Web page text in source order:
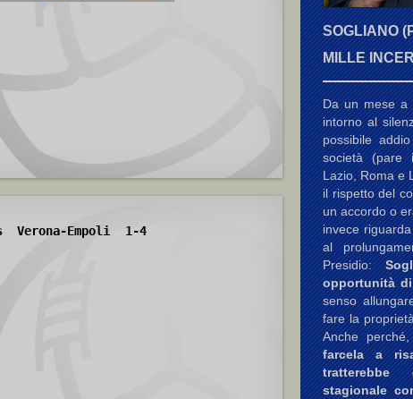
Verona-Empoli 1-4
SOGLIANO
MILLE
Da un mese a
intorno al
possibile
società (pare
Lazio, Roma e
il rispetto del
un accordo o
invece
al
Presidio:
opportunità
senso
fare la
Anche
farcela a
tratterebbe
stagionale